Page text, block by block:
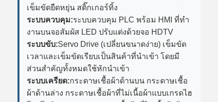
เข็มขัดยืดหยุ่น สติ๊กเกอร์ทิ้ง
ระบบควบคุม:ระบบควบคุม PLC พร้อม HMI ที่ทํา
งานบนจอสัมผัส LED ปรับแต่งด้วยจอ HDTV
ระบบขับ:Servo Drive (เปลี่ยนขนาดง่าย) เข็มขัด
เวลาและเข็มขัดเรียบเป็นสินค้าที่นําเข้า โดยมี
ส่วนสําคัญทั้งหมดใช้หักนําเข้า
ระบบเครียด:กระดาษเชื้อผ้าด้านบน กระดาษเชื้อ
ผ้าด้านล่าง กระดาษเชื้อผ้าที่ไม่เนื้อผ้าแบบเกรดไฮ